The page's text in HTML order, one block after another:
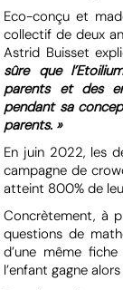
Eco-conçu et
collectif de deux
Astrid Buisset
sûre que
parents et des
pendant sa
parents. »
En juin 2022, les
campagne de
atteint 800% de
Concrètement, à
questions de
d’une même
l’enfant gagne